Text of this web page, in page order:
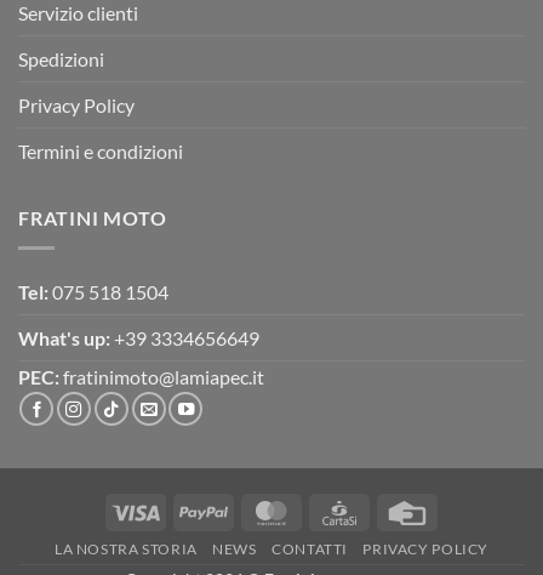
Servizio clienti
Spedizioni
Privacy Policy
Termini e condizioni
FRATINI MOTO
Tel: 075 518 1504
What's up: +39 3334656649
PEC: fratinimoto@lamiapec.it
Visa PayPal MasterCardCartaSi
LA NOSTRA STORIA NEWS CONTATTI PRIVACY POLICY